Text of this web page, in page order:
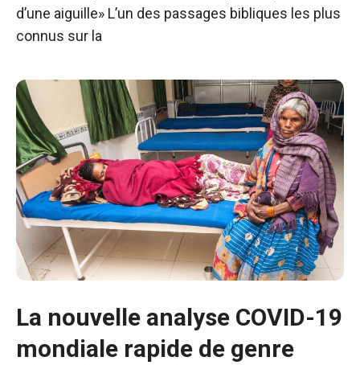
d’une aiguille» L’un des passages bibliques les plus
connus sur la
La nouvelle analyse COVID-19
mondiale rapide de genre